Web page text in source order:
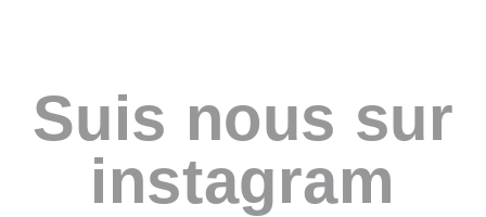
Suis nous sur
instagram